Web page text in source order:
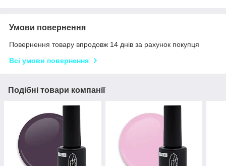
Умови повернення
Повернення товару впродовж 14 днів за рахунок покупця
Всі умови повернення
Подібні товари компанії